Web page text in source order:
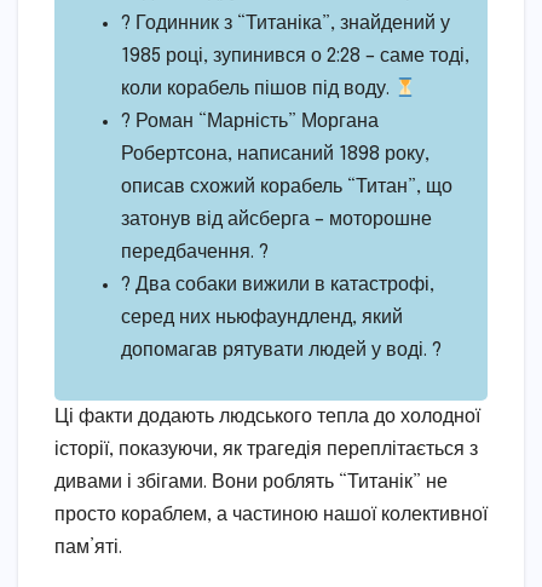
? Годинник з “Титаніка”, знайдений у
1985 році, зупинився о 2:28 – саме тоді,
коли корабель пішов під воду.
? Роман “Марність” Моргана
Робертсона, написаний 1898 року,
описав схожий корабель “Титан”, що
затонув від айсберга – моторошне
передбачення. ?
? Два собаки вижили в катастрофі,
серед них ньюфаундленд, який
допомагав рятувати людей у воді. ?
Ці факти додають людського тепла до холодної
історії, показуючи, як трагедія переплітається з
дивами і збігами. Вони роблять “Титанік” не
просто кораблем, а частиною нашої колективної
пам’яті.